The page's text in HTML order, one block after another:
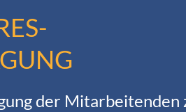
der Mitarbeitenden